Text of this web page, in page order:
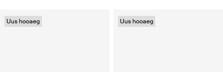
Uus hooaeg Uus hooaeg